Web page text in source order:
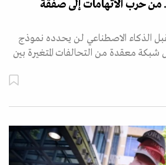
حرب الاتهامات إلى صفقة
الذكاء الاصطناعي لن يحدده نموذج
معقدة من التحالفات المتغيرة بين